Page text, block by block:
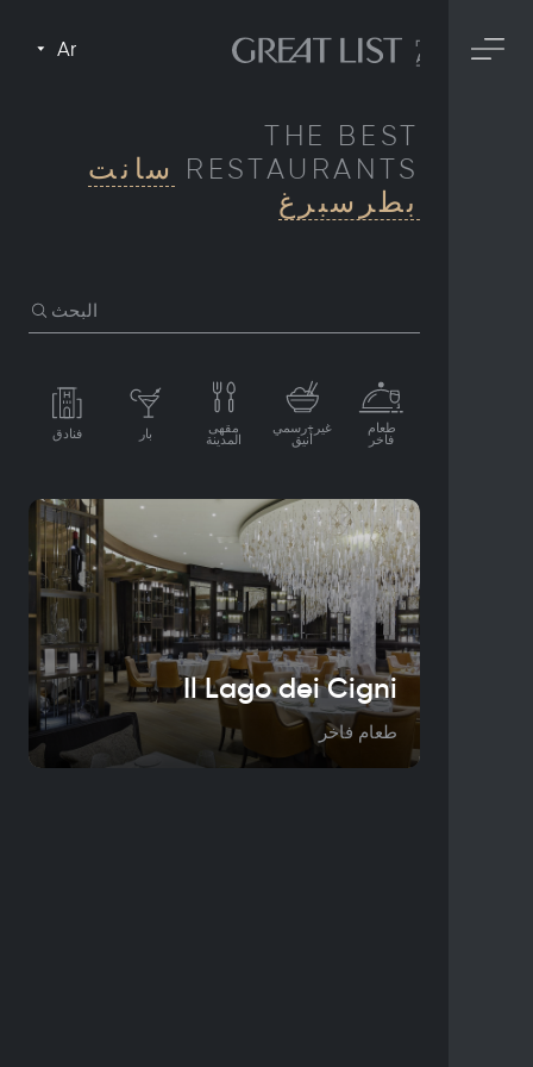
Ar
THE BEST
RESTAURANTS
سانت
بطرسبرغ
البحث
طعام
فاخر
غير+رسمي
أنيق
مقهى
المدينة بار فنادق
Il Lago dei Cigni
طعام فاخر